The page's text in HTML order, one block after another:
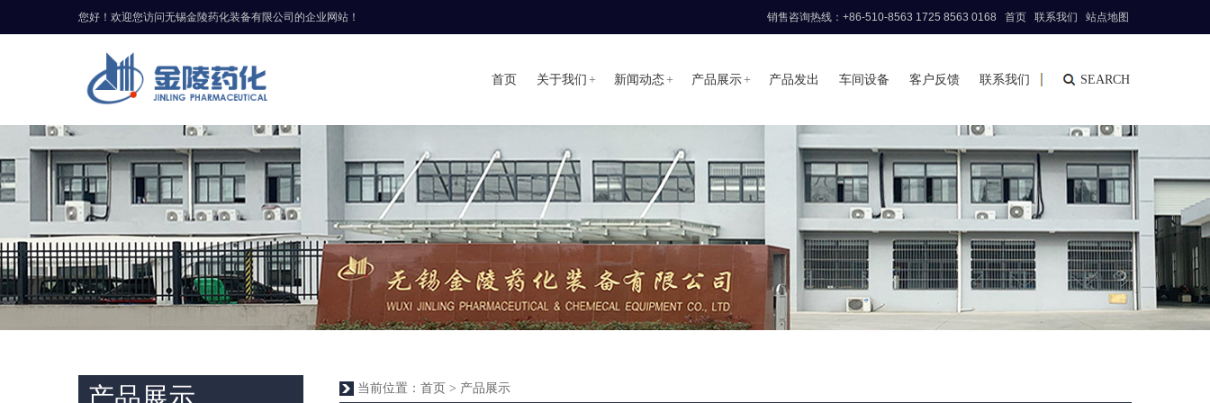
您好！欢迎您访问无锡金陵药化装备有限公司的企业网站！ 销售咨询热线：+86-510-8563 1725 8563 0168 首页 联系我们 站点地图
首页 关于我们 + 新闻动态+ 产品展示+ 产品发出 车间设备 客户反馈 联系我们 SEARCH
当前位置： 首页 > 产品展示